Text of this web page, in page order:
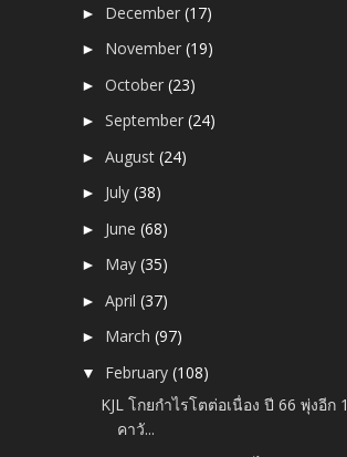
► December(17)
► November(19)
►October(23)
►September(24)
►August(24)
► July(38)
► June(68)
► May(35)
►April(37)
► March(97)
▼ February(108)
KJL โกยกำไรโตต่อเนื่อง ปี 66 พุ่งอีก
คาวั...